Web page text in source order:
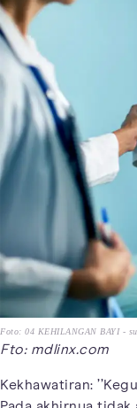
Foto: 04 KEHILANGAN BAYI -
Fto: mdlinx.com
Kekhawatiran: